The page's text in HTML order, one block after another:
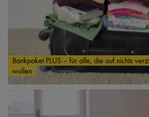
Bankpaket PLUS – für alle, die auf nichts
wollen